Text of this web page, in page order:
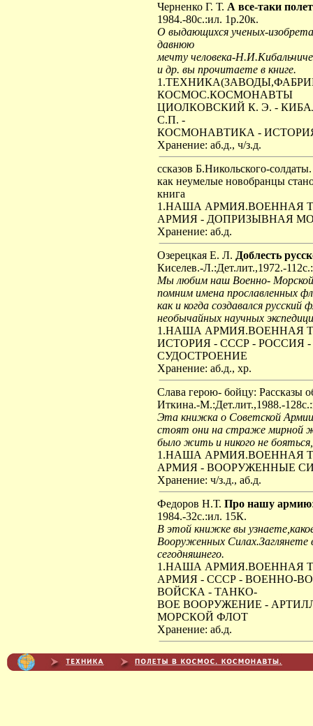
Черненко Г. Т. А все-таки
1984.-80с.:ил. 1р.20к.
О выдающихся ученых-
давнюю
мечту человека-
и др. вы прочитаете в книге.
КОСМОС.КОСМОНАВТЫ
ЦИОЛКОВСКИЙ К. Э. -
С.П. -
КОСМОНАВТИКА -
Хранение: аб.д., ч/з.д.
ссказов Б.Никольского-
как неумелые новобранцы
книга
1.НАША АРМИЯ.ВОЕННАЯ
АРМИЯ - ДОПРИЗЫВНАЯ
Хранение: аб.д.
Озерецкая Е. Л. Доблесть
Киселев.-Л.:Дет.лит.,1972.-
Мы любим наш Военно-
помним имена прославленных
как и когда создавался
необычайных научных
1.НАША АРМИЯ.ВОЕННАЯ
ИСТОРИЯ - СССР -
СУДОСТРОЕНИЕ
Хранение: аб.д., хр.
Слава герою- бойцу:
Иткина.-М.:Дет.лит.,1988.-
Эта книжка о Советской
стоят они на страже мирной
было жить и никого не
1.НАША АРМИЯ.ВОЕННАЯ
АРМИЯ - ВООРУЖЕННЫЕ
Хранение: ч/з.д., аб.д.
Федоров Н.Т. Про нашу армию
1984.-32с.:ил. 15К.
В этой книжке вы
Вооруженных Силах.Заглянете
сегодняшнего.
1.НАША АРМИЯ.ВОЕННАЯ
АРМИЯ - СССР - ВОЕННО-
ВОЙСКА - ТАНКО-
ВОЕ ВООРУЖЕНИЕ -
МОРСКОЙ ФЛОТ
Хранение: аб.д.